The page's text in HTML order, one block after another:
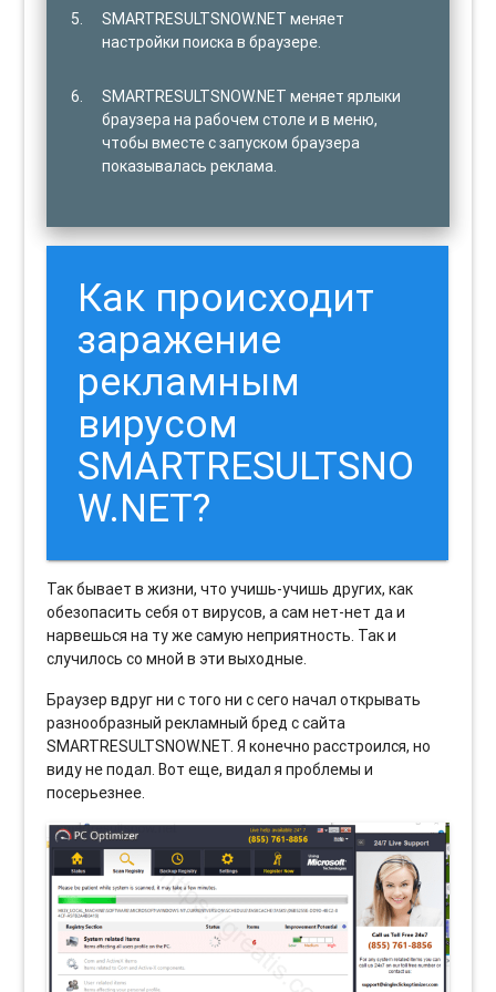
SMARTRESULTSNOW.NET меняет
настройки поиска в браузере.
SMARTRESULTSNOW.NET меняет ярлыки
браузера на рабочем столе и в меню,
чтобы вместе с запуском браузера
показывалась реклама.
Как происходит
заражение
рекламным
вирусом
SMARTRESULTSNO
W.NET?
Так бывает в жизни, что учишь-учишь других, как
обезопасить себя от вирусов, а сам нет-нет да и
нарвешься на ту же самую неприятность. Так и
случилось со мной в эти выходные.
Браузер вдруг ни с того ни с сего начал открывать
разнообразный рекламный бред с сайта
SMARTRESULTSNOW.NET. Я конечно расстроился, но
виду не подал. Вот еще, видал я проблемы и
посерьезнее.